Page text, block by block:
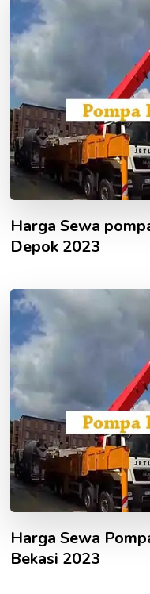
Harga Sewa
Depok 2023
Harga Sewa
Bekasi 2023